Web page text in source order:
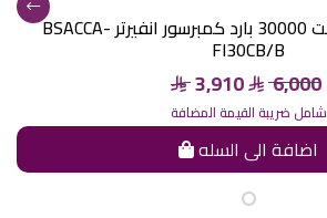
مكيف بيسك اسبيلت 30000 بارد كمبرسور انفيرتر BSACCA-
FI30CB/B
6,000
3,910
شامل ضريبة القيمة المضافة
اضافة الى السله